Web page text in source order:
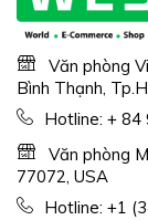
Văn phòng
Bình Thạnh,
Hotline: + 84
Văn phòng
77072, USA
Hotline: +1